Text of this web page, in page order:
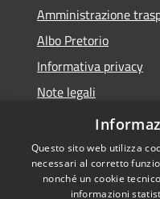
Amministrazione
Albo Pretorio
Informativa privacy
Note legali
Dichiarazione di
Questo sito web utilizza
necessari al corretto
nonché un cookie
informazioni